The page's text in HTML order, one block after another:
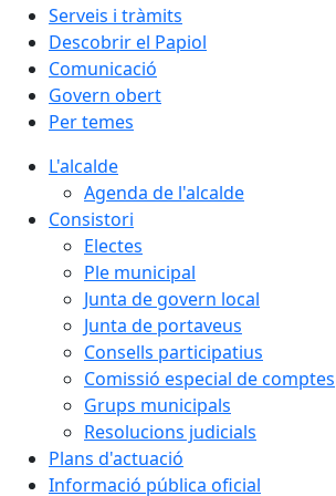
Serveis i tràmits
Descobrir el Papiol
Comunicació
Govern obert
Per temes
L'alcalde
Agenda de l'alcalde
Consistori
Electes
Ple municipal
Junta de govern local
Junta de portaveus
Consells participatius
Comissió especial de comptes
Grups municipals
Resolucions judicials
Plans d'actuació
Informació pública oficial